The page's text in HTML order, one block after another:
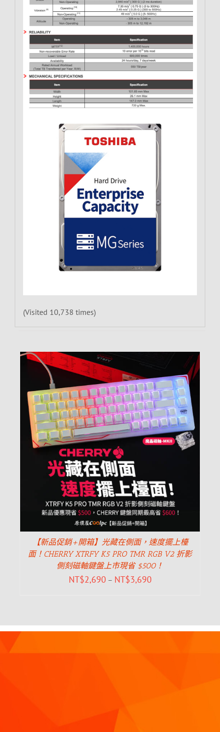
(Visited 10,738 times)
【新品促銷+開箱】光藏在側面，速度擺上檯
面！CHERRY XTRFY K5 PRO TMR RGB V2 折影
側刻磁軸鍵盤上市現省 $500！
NT$2,690 – NT$3,690